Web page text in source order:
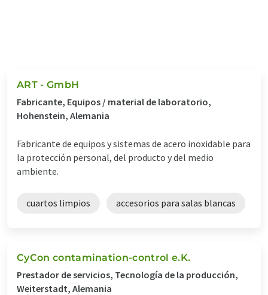
ART - GmbH
Fabricante, Equipos / material de laboratorio,
Hohenstein, Alemania
Fabricante de equipos y sistemas de acero inoxidable para
la protección personal, del producto y del medio
ambiente.
cuartos limpios accesorios para salas blancas
CyCon contamination-control e.K.
Prestador de servicios, Tecnología de la producción,
Weiterstadt, Alemania